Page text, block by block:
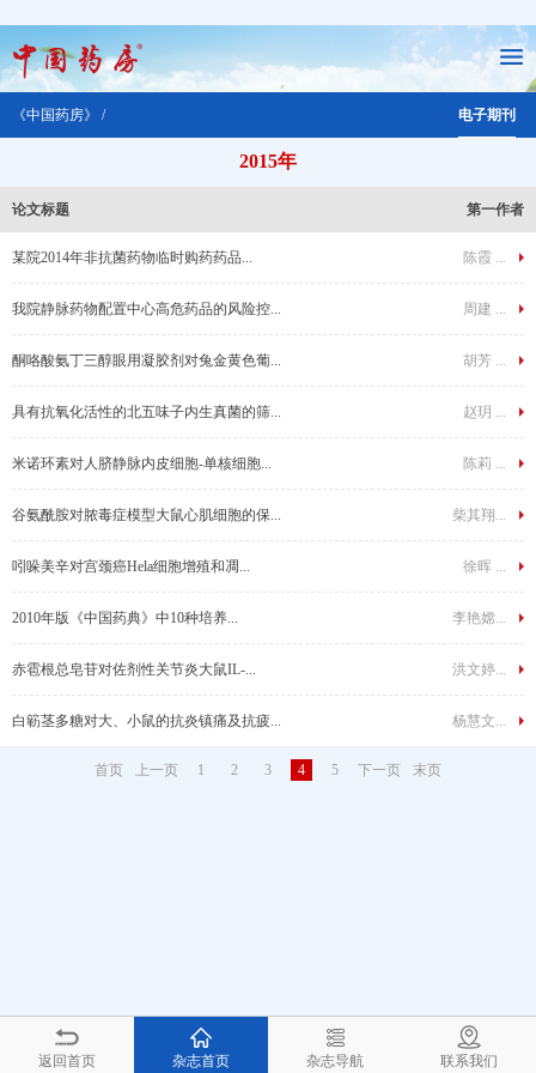
《中国药房》 / 电子期刊
2015年
论文标题 第一作者
某院2014年非抗菌药物临时购药药品... 陈霞 ...
我院静脉药物配置中心高危药品的风险控... 周建 ...
酮咯酸氨丁三醇眼用凝胶剂对兔金黄色葡... 胡芳 ...
具有抗氧化活性的北五味子内生真菌的筛... 赵玥 ...
米诺环素对人脐静脉内皮细胞-单核细胞... 陈莉 ...
谷氨酰胺对脓毒症模型大鼠心肌细胞的保... 柴其翔...
吲哚美辛对宫颈癌Hela细胞增殖和凋... 徐晖 ...
2010年版《中国药典》中10种培养... 李艳嫦...
赤雹根总皂苷对佐剂性关节炎大鼠IL-... 洪文婷...
白簕茎多糖对大、小鼠的抗炎镇痛及抗疲... 杨慧文...
首页 上一页 1 2 3 4 5 下一页 末页
返回首页 杂志首页 杂志导航 联系我们